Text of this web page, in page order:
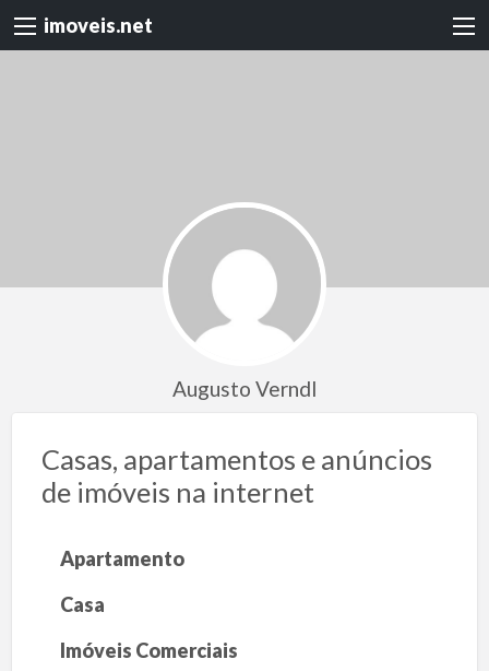
imoveis.net
Augusto Verndl
Casas, apartamentos e anúncios
de imóveis na internet
Apartamento
Casa
Imóveis Comerciais